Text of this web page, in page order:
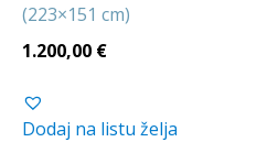
(223×151 cm)
1.200,00 €
Dodaj na listu želja